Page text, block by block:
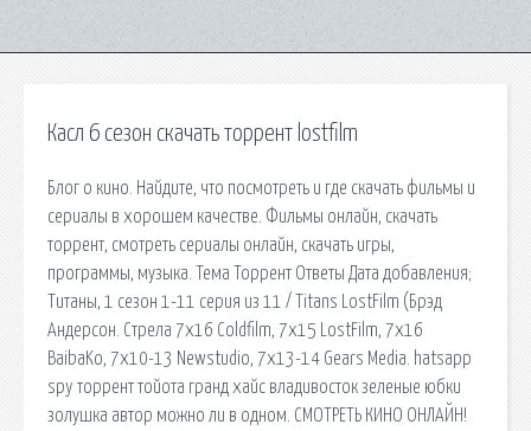
Касл 6 сезон скачать торрент lostfilm
Блог о кино. Найдите, что посмотреть и где скачать фильмы и
сериалы в хорошем качестве. Фильмы онлайн, скачать
торрент, смотреть сериалы онлайн, скачать игры,
программы, музыка. Тема Торрент Ответы Дата добавления;
Титаны, 1 сезон 1-11 серия из 11 / Titans LostFilm (Брэд
Андерсон. Стрела 7x16 Coldfilm, 7x15 LostFilm, 7x16
BaibaKo, 7x10-13 Newstudio, 7x13-14 Gears Media. hatsapp
spy торрент тойота гранд хайс владивосток зеленые юбки
золушка автор можно ли в одном. СМОТРЕТЬ КИНО ОНЛАЙН!